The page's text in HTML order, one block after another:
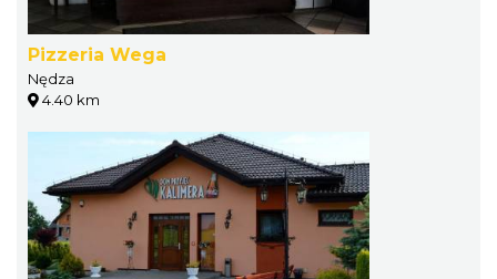
Pizzeria Wega
Nędza
4.40 km